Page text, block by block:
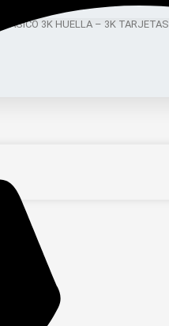
BASICO 3K HUELLA – 3K TARJETAS